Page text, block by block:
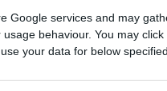
Google services and may
behaviour. You may
your data for below
ότι η νέα
και ισχυρό
. Με την